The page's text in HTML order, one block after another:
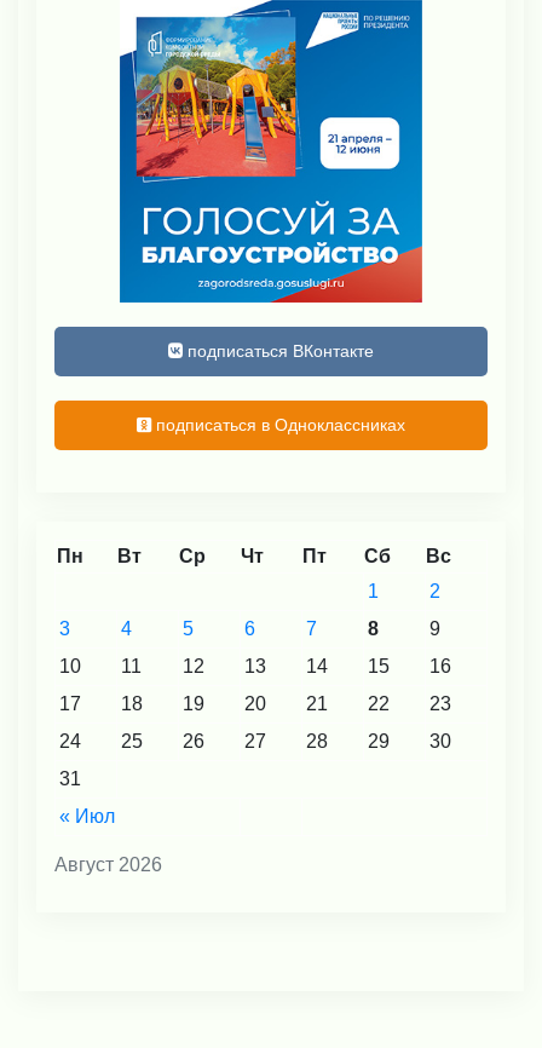
подписаться ВКонтакте
подписаться в Одноклассниках
Август 2026
Пн Вт Ср Чт Пт Сб Вс
« Июл
1
2
3
4 5 6 7 8
9
10
11 12 13 14 15
16
17
18 19 20 21 22
23
24
25 26 27 28 29
30
31